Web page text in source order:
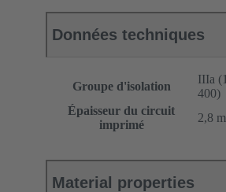
Données techniques
Groupe d'isolation
IIIa
400)
Épaisseur du circuit
imprimé
‌2,8
Material properties